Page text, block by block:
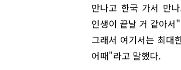
만나고 한국 가서 만
인생이 끝날 거 같아
그래서 여기서는 최대
어때"라고 말했다.